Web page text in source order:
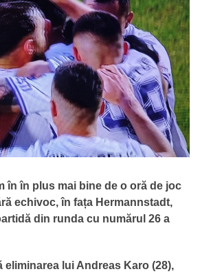
în în plus mai bine de o oră de joc
echivoc, în fața Hermannstadt,
din runda cu numărul 26 a
eliminarea lui Andreas Karo (28),